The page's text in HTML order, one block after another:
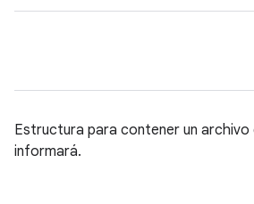
Estructura para contener un archivo
informará.